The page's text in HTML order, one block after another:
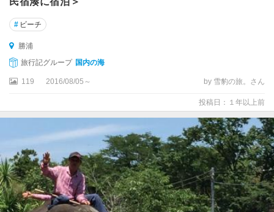
# ビーチ
勝浦
旅行記グループ 国内の海
119 2016/08/05～ by 雪豹の旅。さん
投稿日：１年以上前